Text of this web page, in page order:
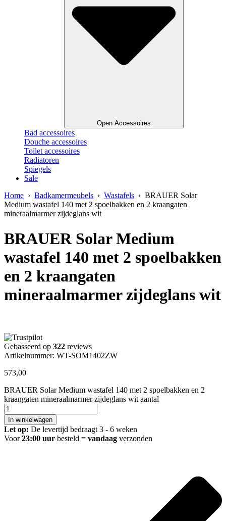
Open Accessoires
Bad accessoires
Douche accessoires
Toilet accessoires
Radiatoren
Spiegels
Sale
Home › Badkamermeubels › Wastafels › BRAUER Solar
Medium wastafel 140 met 2 spoelbakken en 2 kraangaten
mineraalmarmer zijdeglans wit
BRAUER Solar Medium
wastafel 140 met 2 spoelbakken
en 2 kraangaten
mineraalmarmer zijdeglans wit
Gebasseerd op 322 reviews
Artikelnummer: WT-SOM1402ZW
573,00
BRAUER Solar Medium wastafel 140 met 2 spoelbakken en 2
kraangaten mineraalmarmer zijdeglans wit aantal
In winkelwagen
Let op: De levertijd bedraagt 3 - 6 weken
Voor23:00 uur besteld = vandaag verzonden